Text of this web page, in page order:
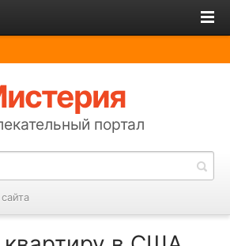
портал